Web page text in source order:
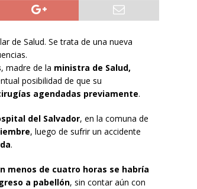
de Salud. Se trata de una nueva
, madre de la ministra de Salud,
posibilidad de que su
agendadas previamente.
del Salvador, en la comuna de
, luego de sufrir un accidente
.
menos de cuatro horas se habría
a pabellón, sin contar aún con